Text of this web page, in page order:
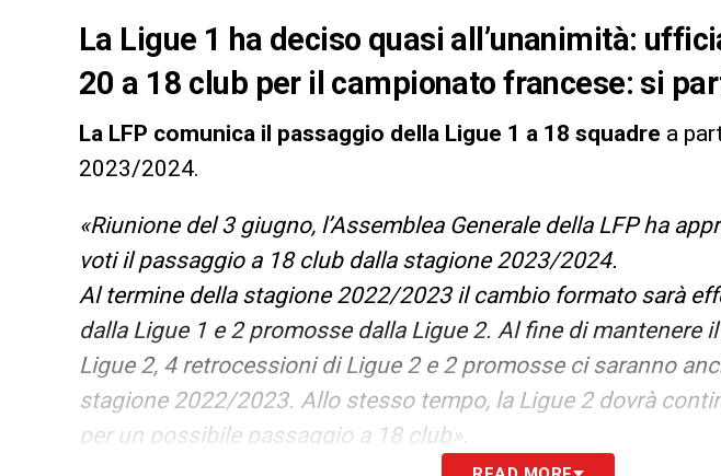
La Ligue 1 ha deciso quasi all’unanimità:
20 a 18 club per il campionato francese: si
La LFP comunica il passaggio della Ligue 1 a 18 squadre a
2023/2024.
«Riunione del 3 giugno, l’Assemblea Generale della LFP ha
voti il ​​passaggio a 18 clubdalla stagione 2023/2024.
Al termine della stagione 2022/2023 il cambio formato sarà
dalla Ligue 1 e 2 promosse dalla Ligue 2. Al fine di mantenere
Ligue 2, 4 retrocessioni di Ligue 2 e 2 promosse ci saranno
stagione 2022/2023. Allo stesso tempo, la Ligue 2 dovrà
per un possibile passaggio a 18 club».